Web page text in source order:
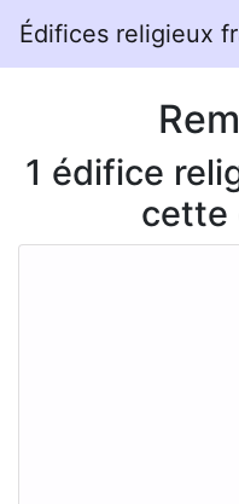
Édifices religieux
1 édifice
cette